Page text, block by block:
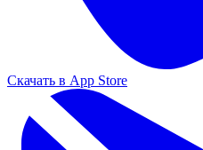
Скачать в App Store